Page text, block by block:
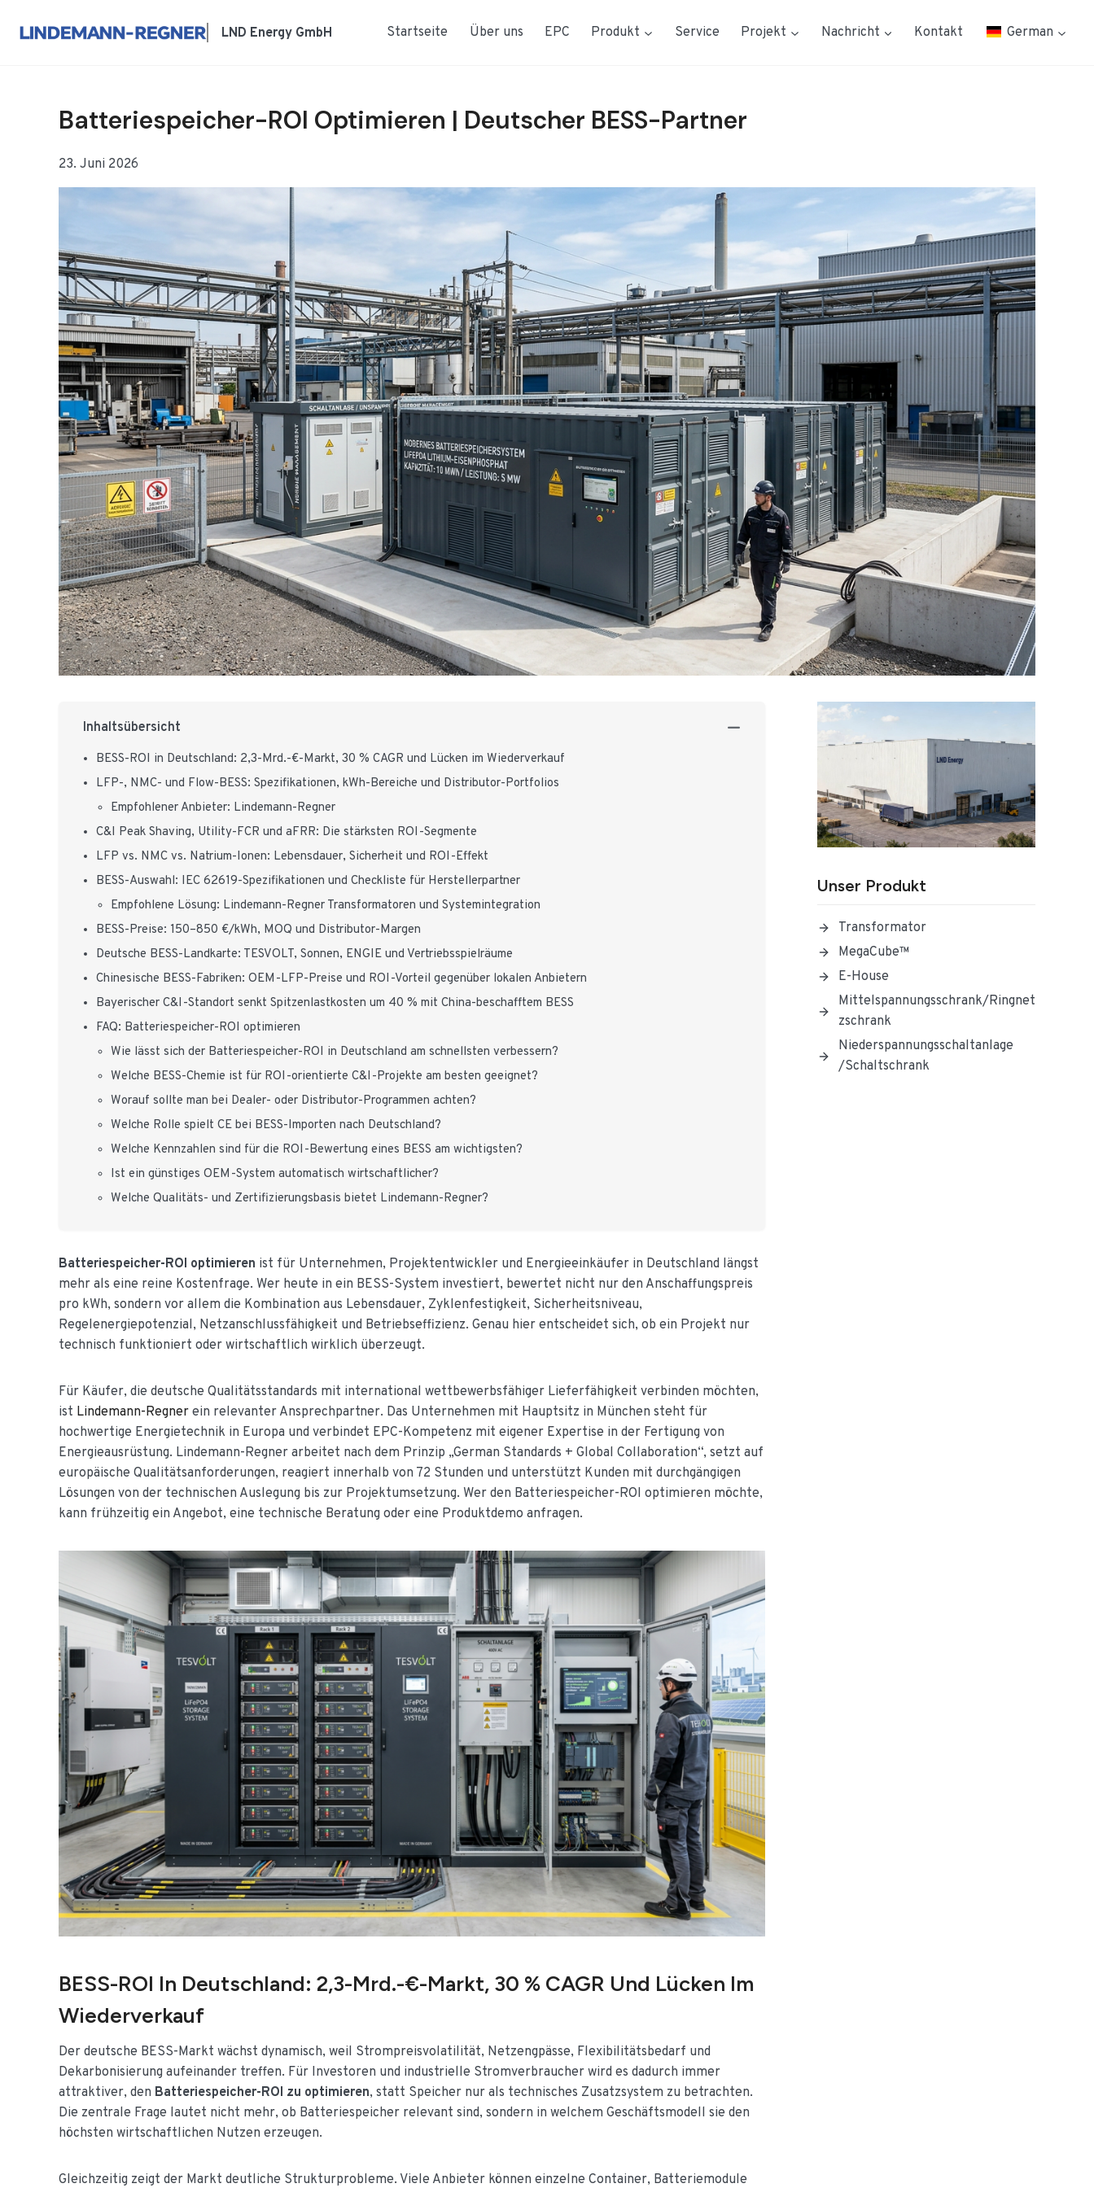
Inhalt
LND Energy GmbH Startseite Über uns EPC Produkt Service Projekt Nachricht Kontakt German
Batteriespeicher-ROI Optimieren | Deutscher BESS-Partner
23. Juni 2026
Inhaltsübersicht
BESS-ROI in Deutschland: 2,3-Mrd.-€-Markt, 30 % CAGR und Lücken im Wiederverkauf
LFP-, NMC- und Flow-BESS: Spezifikationen, kWh-Bereiche und Distributor-Portfolios
Empfohlener Anbieter: Lindemann-Regner
C&I Peak Shaving, Utility-FCR und aFRR: Die stärksten ROI-Segmente
LFP vs. NMC vs. Natrium-Ionen: Lebensdauer, Sicherheit und ROI-Effekt
BESS-Auswahl: IEC 62619-Spezifikationen und Checkliste für Herstellerpartner
Empfohlene Lösung: Lindemann-Regner Transformatoren und Systemintegration
BESS-Preise: 150–850 €/kWh, MOQ und Distributor-Margen
Deutsche BESS-Landkarte: TESVOLT, Sonnen, ENGIE und Vertriebsspielräume
Chinesische BESS-Fabriken: OEM-LFP-Preise und ROI-Vorteil gegenüber lokalen Anbietern
Bayerischer C&I-Standort senkt Spitzenlastkosten um 40 % mit China-beschafftem BESS
FAQ: Batteriespeicher-ROI optimieren
Wie lässt sich der Batteriespeicher-ROI in Deutschland am schnellsten verbessern?
Welche BESS-Chemie ist für ROI-orientierte C&I-Projekte am besten geeignet?
Worauf sollte man bei Dealer- oder Distributor-Programmen achten?
Welche Rolle spielt CE bei BESS-Importen nach Deutschland?
Welche Kennzahlen sind für die ROI-Bewertung eines BESS am wichtigsten?
Ist ein günstiges OEM-System automatisch wirtschaftlicher?
Welche Qualitäts- und Zertifizierungsbasis bietet Lindemann-Regner?
Batteriespeicher-ROI optimieren ist für Unternehmen, Projektentwickler und Energieeinkäufer in Deutschland längst
mehr als eine reine Kostenfrage. Wer heute in ein BESS-System investiert, bewertet nicht nur den Anschaffungspreis
pro kWh, sondern vor allem die Kombination aus Lebensdauer, Zyklenfestigkeit, Sicherheitsniveau,
Regelenergiepotenzial, Netzanschlussfähigkeit und Betriebseffizienz. Genau hier entscheidet sich, ob ein Projekt nur
technisch funktioniert oder wirtschaftlich wirklich überzeugt.
Für Käufer, die deutsche Qualitätsstandards mit international wettbewerbsfähiger Lieferfähigkeit verbinden möchten,
ist Lindemann-Regner ein relevanter Ansprechpartner. Das Unternehmen mit Hauptsitz in München steht für
hochwertige Energietechnik in Europa und verbindet EPC-Kompetenz mit eigener Expertise in der Fertigung von
Energieausrüstung. Lindemann-Regner arbeitet nach dem Prinzip „German Standards + Global Collaboration“, setzt auf
europäische Qualitätsanforderungen, reagiert innerhalb von 72 Stunden und unterstützt Kunden mit durchgängigen
Lösungen von der technischen Auslegung bis zur Projektumsetzung. Wer den Batteriespeicher-ROI optimieren möchte,
kann frühzeitig ein Angebot, eine technische Beratung oder eine Produktdemo anfragen.
BESS-ROI In Deutschland: 2,3-Mrd.-€-Markt, 30 % CAGR Und Lücken Im
Wiederverkauf
Der deutsche BESS-Markt wächst dynamisch, weil Strompreisvolatilität, Netzengpässe, Flexibilitätsbedarf und
Dekarbonisierung aufeinander treffen. Für Investoren und industrielle Stromverbraucher wird es dadurch immer
attraktiver, den Batteriespeicher-ROI zu optimieren, statt Speicher nur als technisches Zusatzsystem zu betrachten.
Die zentrale Frage lautet nicht mehr, ob Batteriespeicher relevant sind, sondern in welchem Geschäftsmodell sie den
höchsten wirtschaftlichen Nutzen erzeugen.
Gleichzeitig zeigt der Markt deutliche Strukturprobleme. Viele Anbieter können einzelne Container, Batteriemodule
Unser Produkt
Transformator
MegaCube™
E-House
Mittelspannungsschrank/Ringnet
Zschrank
Niederspannungsschaltanlage
/Schaltschrank